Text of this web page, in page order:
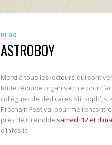
BLOG
ASTROBOY
Merci à tous les lecteurs qui sont
toute l’équipe organisatrice pour
collègues de dédicaces sti, soph’,
Prochain Festival pour me
près de Grenoble samedi 12 et
d’infosici